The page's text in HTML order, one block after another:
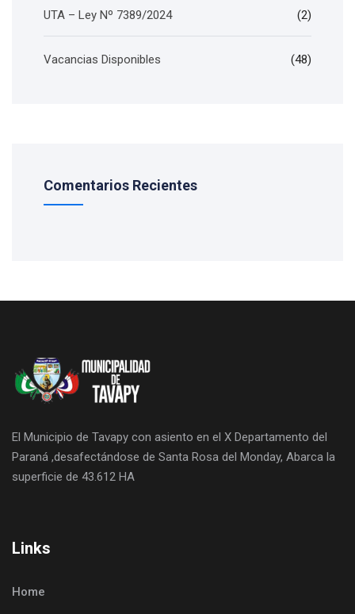
UTA – Ley Nº 7389/2024 (2)
Vacancias Disponibles (48)
Comentarios Recientes
El Municipio de Tavapy con asiento en el X Departamento del
Paraná ,desafectándose de Santa Rosa del Monday, Abarca la
superficie de 43.612 HA
Links
Home